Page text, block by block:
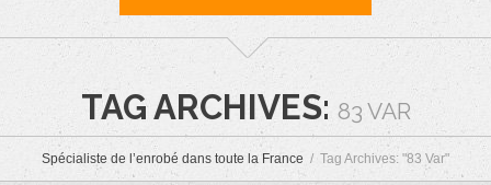
TAG ARCHIVES: 83 VAR
Spécialiste de l’enrobé dans toute la France Tag Archives: "83 Var"